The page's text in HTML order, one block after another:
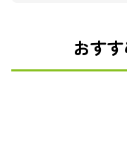
おす